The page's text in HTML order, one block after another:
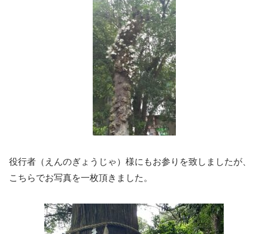
役行者（えんのぎょうじゃ）様にもお参りを致しましたが、
こちらでお写真を一枚頂きました。